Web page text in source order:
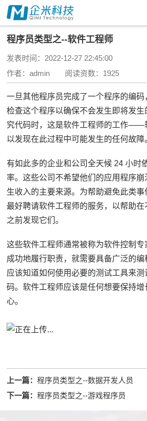
程序员类型之--软件工程师
发表时间：2022-12-27 22:45:00
作者：admin 阅读资数：1925
一旦其他程序员完成了一个程序的编
检查这个程序以确保不会发生即将发生
究代码时，这是软件工程师的工作——
以发现在此过程中可能发生的任何故障
有如此多的企业和公司全天候 24 小时
率。这些公司不希望他们的应用程序
生收入的主要来源。 为帮助避免此类
最好聘请软件工程师的服务，以帮助
之前发现它们。
这些软件工程师通常被称为软件控制专
成功地履行职责，就需要具备广泛的
应该知道如何使用必要的测试工具来
码。软件工程师应该是任何想要保持
心。
上一篇：程序员类型之--数据开发人员
下一篇：程序员类型之--游戏程序员